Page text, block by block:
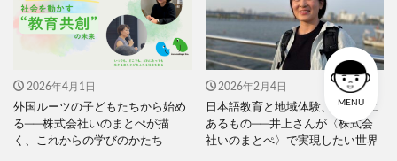
2026年4月1日
外国ルーツの子どもたちから始め
る──株式会社いのまとぺが描
く、これからの学びのかたち
2026年2月4日
日本語教育と地域体験、その先に
あるもの──井上さんが〈株式会
社いのまとぺ〉で実現したい世界
MENU